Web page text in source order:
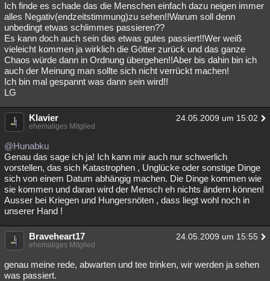
Ich finde es schade das die Menschen einfach dazu neigen immer
alles Negativ(endzeitstimmung)zu sehen!!Warum soll denn
unbedingt etwas schlimmes passieren??
Es kann doch auch sein das etwas gutes passiert!!Wer weiß
vieleicht kommen ja wirklich die Götter zurück und das ganze
Chaos würde dann in Ordnung übergehen!!Aber bis dahin bin ich
auch der Meinung man sollte sich nicht verrückt machen!
Ich bin mal gespannt was dann sein wird!!
LG
Klavier 24.05.2009 um 15:02
ehemaliges Mitglied
@Hunabku
Genau das sage ich ja! Ich kann mir auch nur schwerlich
vorstellen, das sich Katastrophen , Unglücke oder sonstige Dinge
sich von einem Datum abhängig machen. Die Dinge kommen wie
sie kommen und daran wird der Mensch eh nichts ändern können!
Ausser bei Kriegen und Hungersnöten , dass liegt wohl noch in
unserer Hand !
Braveheart17 24.05.2009 um 15:55
ehemaliges Mitglied
genau meine rede, abwarten und tee trinken, wir werden ja sehen
was passiert.